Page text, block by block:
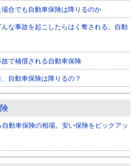
合でも自動車保険は降りるのか
な事故を起こしたらはく奪される。自動
で補償される自動車保険
自動車保険は降りるの？
動車保険の相場。安い保険をピックアッ